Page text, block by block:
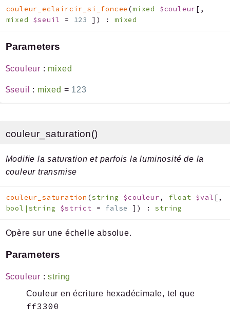
couleur_eclaircir_si_foncee (mixed $couleur [ ,
mixed $seuil = 123 ] ) : mixed
Parameters
$couleur : mixed
$seuil : mixed = 123
couleur_saturation()
Modifie la saturation et parfois la luminosité de la
couleur transmise
couleur_saturation (string $couleur, float $val [,
bool|string $strict = false ] ) :string
Opère sur une échelle absolue.
Parameters
$couleur :string
Couleur en écriture hexadécimale, tel que
ff3300